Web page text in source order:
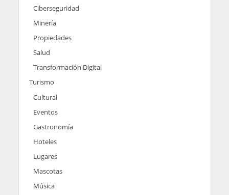
Ciberseguridad
Minería
Propiedades
Salud
Transformación Digital
Turismo
Cultural
Eventos
Gastronomía
Hoteles
Lugares
Mascotas
Música